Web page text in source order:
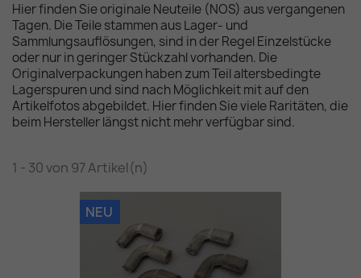
Hier finden Sie originale Neuteile (NOS) aus vergangenen
Tagen. Die Teile stammen aus Lager- und
Sammlungsauflösungen, sind in der Regel Einzelstücke
oder nur in geringer Stückzahl vorhanden. Die
Originalverpackungen haben zum Teil altersbedingte
Lagerspuren und sind nach Möglichkeit mit auf den
Artikelfotos abgebildet. Hier finden Sie viele Raritäten, die
beim Hersteller längst nicht mehr verfügbar sind.
1 - 30 von 97 Artikel(n)
NEU